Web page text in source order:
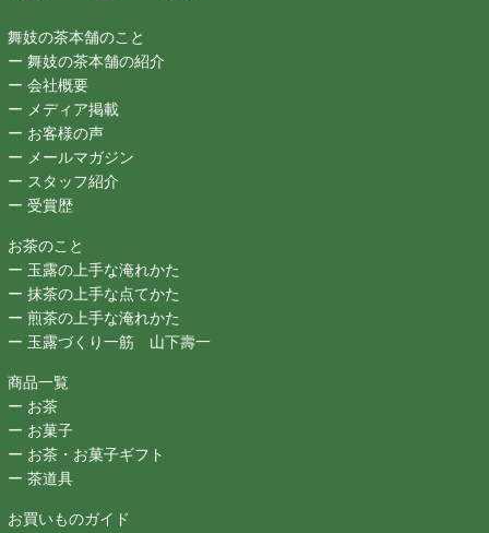
舞妓の茶本舗のこと
ー 舞妓の茶本舗の紹介
ー 会社概要
ー メディア掲載
ー お客様の声
ー メールマガジン
ー スタッフ紹介
ー 受賞歴
お茶のこと
ー 玉露の上手な淹れかた
ー 抹茶の上手な点てかた
ー 煎茶の上手な淹れかた
ー 玉露づくり一筋 山下壽一
商品一覧
ー お茶
ー お菓子
ー お茶・お菓子ギフト
ー 茶道具
お買いものガイド